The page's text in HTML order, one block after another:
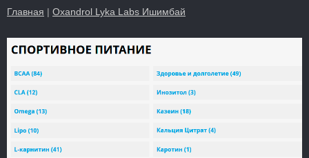
Главная | Oxandrol Lyka Labs Ишимбай